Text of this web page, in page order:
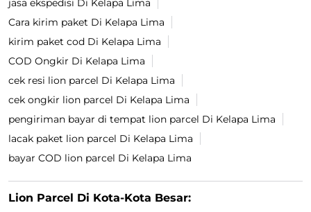
jasa ekspedisi Di Kelapa Lima
Cara kirim paket Di Kelapa Lima
kirim paket cod Di Kelapa Lima
COD Ongkir Di Kelapa Lima
cek resi lion parcel Di Kelapa Lima
cek ongkir lion parcel Di Kelapa Lima
pengiriman bayar di tempat lion parcel Di Kelapa Lima
lacak paket lion parcel Di Kelapa Lima
bayar COD lion parcel Di Kelapa Lima
Lion Parcel Di Kota-Kota Besar: